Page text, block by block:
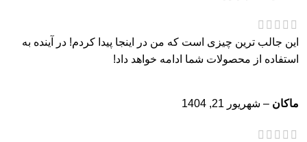
این جالب ترین چیزی است که من در اینجا پیدا کردم! در آینده به
استفاده از محصولات شما ادامه خواهد داد!
ماکان – شهریور 21, 1404